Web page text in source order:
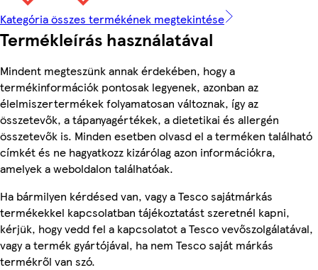
Kategória összes termékének megtekintése
Termékleírás használatával
Mindent megteszünk annak érdekében, hogy a
termékinformációk pontosak legyenek, azonban az
élelmiszertermékek folyamatosan változnak, így az
összetevők, a tápanyagértékek, a dietetikai és allergén
összetevők is. Minden esetben olvasd el a terméken található
címkét és ne hagyatkozz kizárólag azon információkra,
amelyek a weboldalon találhatóak.
Ha bármilyen kérdésed van, vagy a Tesco sajátmárkás
termékekkel kapcsolatban tájékoztatást szeretnél kapni,
kérjük, hogy vedd fel a kapcsolatot a Tesco vevőszolgálatával,
vagy a termék gyártójával, ha nem Tesco saját márkás
termékről van szó.